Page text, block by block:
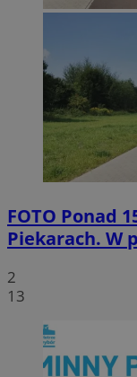
FOTO Ponad
Piekarach. W
2
13